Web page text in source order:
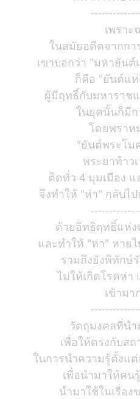
เพราะ
ในสมัยอดีตจากก
เขาบอกว่า "มหายันต์
ก็คือ "ยันต์แ
ผู้มีฤทธิ์กับมหาราช
ในยุคนั้นก็มี
โดยพราห
"ยันต์พระโม
พระยาท้าว
ติดทั่ว 4 มุมเมือง แ
จึงทำให้ "ห่า" กลับไ
ด้วยอิทธิฤทธิ์แห่
และทำให้ "ห่า" หาย
รวมถึงยังพิทักษ์
ไม่ให้เกิดโรคห่
เข้ามา
วัตถุมงคลที่น
เพื่อให้ตรงกับส
ในการนำความรู้ตั้งแ
เพื่อนำมาให้คน
นำมาใช้ในเรื่อง